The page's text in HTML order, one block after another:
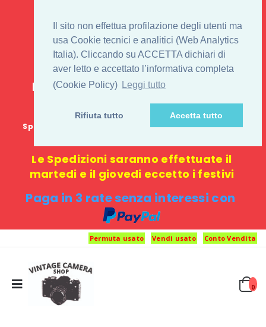
Il sito non effettua profilazione degli utenti ma
usa Cookie tecnici e analitici (Web Analytics
Italia). Cliccando su ACCETTA dichiari di
aver letto e accettato l’informativa completa
(Cookie Policy) Leggi tutto
Rifiuta tutto Accetta tutto
IL 1° STORE ON LINE
PENTAX USATO E
NUOVO
E-commerce 100% online: nessun
negozio fisico o punto di ritiro
Spedizione GRATUITA in Italia con spesa minima di
Le Spedizioni saranno effettuate il
martedi e il giovedi eccetto i festivi
Paga in 3 rate senza interessi con
Permuta usato Vendi usato Conto Vendita
0